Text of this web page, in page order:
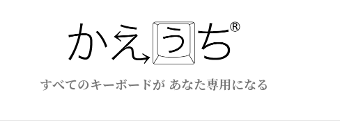
すべてのキーボードが あなた専用になる